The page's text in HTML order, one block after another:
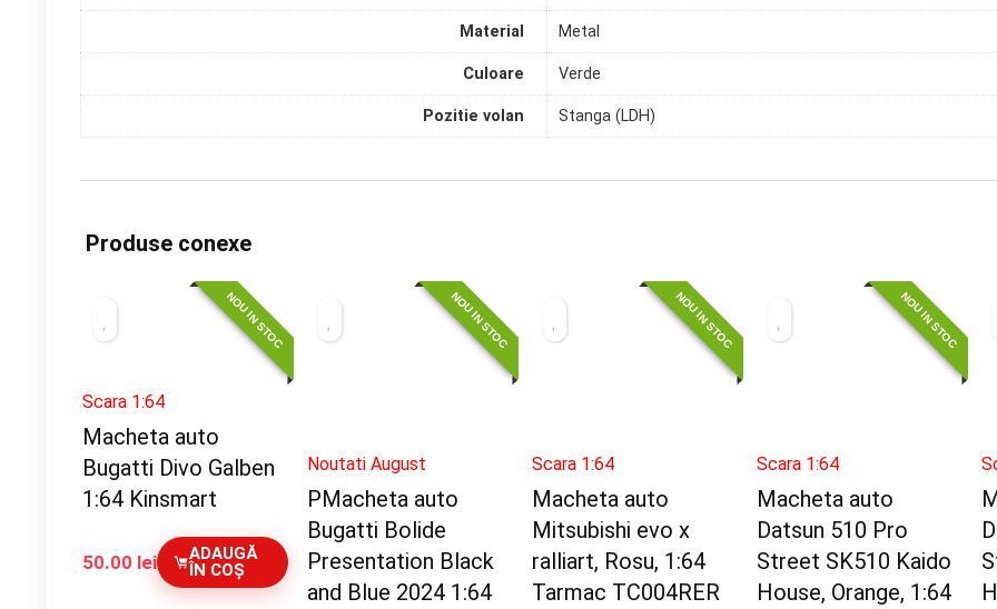
Material Metal
Culoare Verde
Pozitie volan Stanga (LDH)
Produse conexe
NOU IN STOC
Scara 1:64
Macheta auto
Bugatti Divo Galben
1:64 Kinsmart
50.00 lei
ADAUGĂ
ÎN COȘ
NOU IN STOC
Noutati August
PMacheta auto
Bugatti Bolide
Presentation Black
and Blue 2024 1:64
NOU IN STOC
Scara 1:64
Macheta auto
Mitsubishi evo x
ralliart, Rosu, 1:64
Tarmac TC004RER
NOU IN STOC
Scara 1:64
Macheta auto
Datsun 510 Pro
Street SK510 Kaido
House, Orange, 1:64